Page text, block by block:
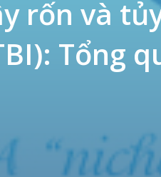
rốn và
Tổng